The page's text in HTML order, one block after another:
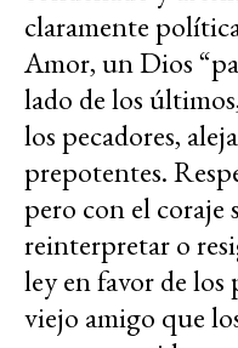
claramente
Amor, un Dios
lado de los
los pecadores,
prepotentes.
pero con el coraje
reinterpretar o
ley en favor de
viejo amigo que